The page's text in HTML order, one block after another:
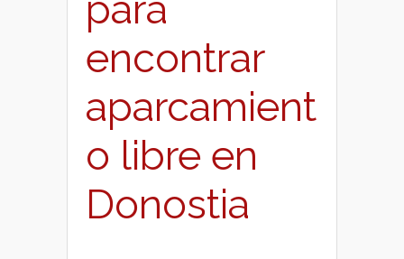
encontrar
aparcamient
o libre en
Donostia